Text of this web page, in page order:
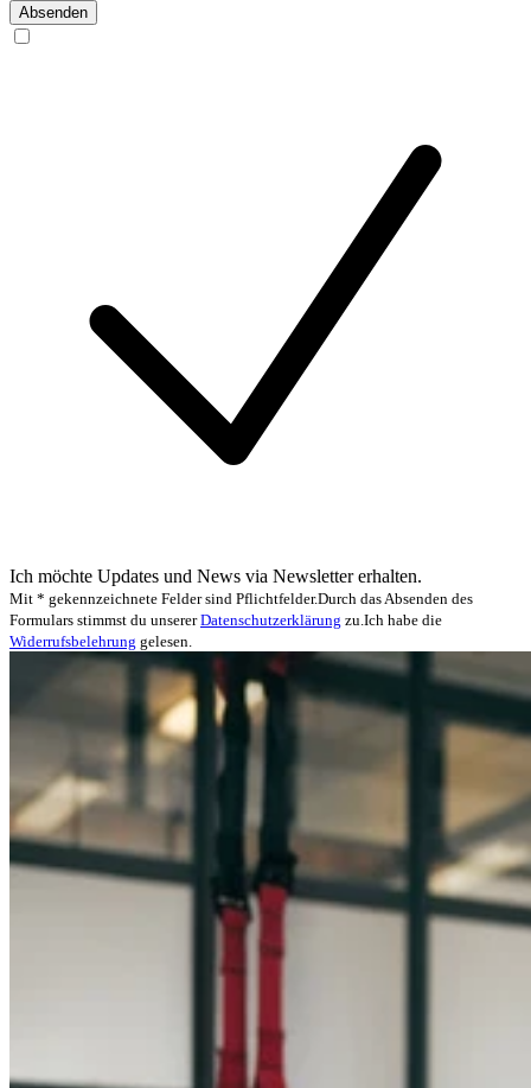
Absenden
Ich möchte Updates und News via Newsletter erhalten.
Mit * gekennzeichnete Felder sind Pflichtfelder.Durch das Absenden des
Formulars stimmst du unserer Datenschutzerklärung zu. Ich habe die
Widerrufsbelehrung gelesen.